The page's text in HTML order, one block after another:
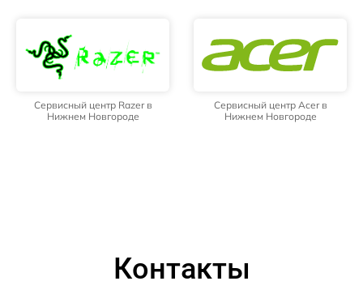
Сервисный центр Razer в
Нижнем Новгороде
Сервисный центр Acer в
Нижнем Новгороде
Контакты